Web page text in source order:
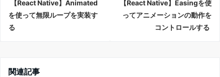
【React Native】Animated
を使って無限ループを実装す
る
【React Native】Easingを使
ってアニメーションの動作を
コントロールする
関連記事